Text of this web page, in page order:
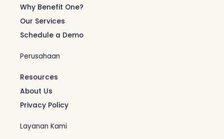
Why Benefit One?
Our Services
Schedule a Demo
Perusahaan
Resources
About Us
Privacy Policy
Layanan Kami